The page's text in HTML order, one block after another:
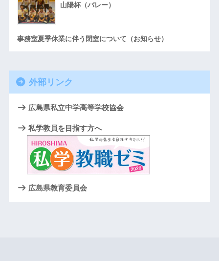
山陽杯（バレー）
事務室夏季休業に伴う閉室について（お知らせ）
外部リンク
広島県私立中学高等学校協会
私学教員を目指す方へ
広島県教育委員会